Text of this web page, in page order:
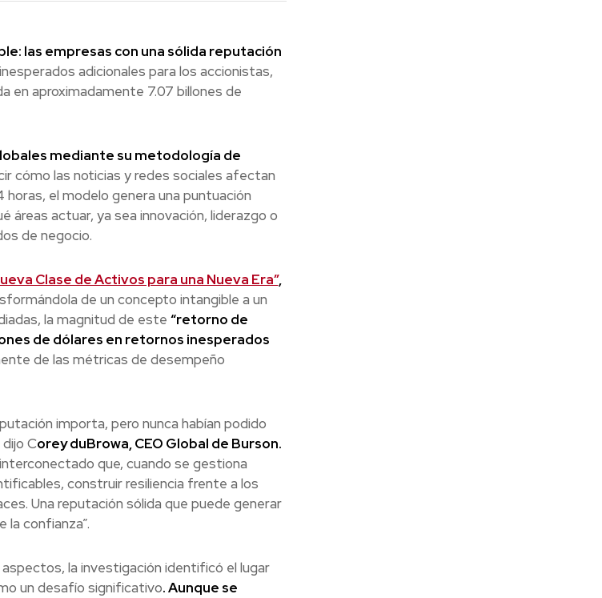
las empresas con una sólida reputación
inesperados adicionales para los accionistas,
en aproximadamente 7.07 billones de
mediante su metodología de
cómo las noticias y redes sociales afectan
el modelo genera una puntuación
actuar, ya sea innovación, liderazgo o
de negocio.
Clase de Activos para una Nueva Era”,
de un concepto intangible a un
la magnitud de este “retorno de
de dólares en retornos inesperados
de las métricas de desempeño
importa, pero nunca habían podido
Corey duBrowa, CEO Global de Burson.
que, cuando se gestiona
construir resiliencia frente a los
Una reputación sólida que puede generar
la confianza”.
la investigación identificó el lugar
un desafío significativo. Aunque se